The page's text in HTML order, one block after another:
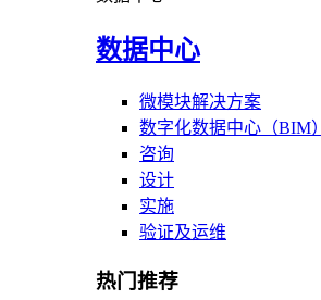
数据中心
微模块解决方案
数字化数据中心（BIM）
咨询
设计
实施
验证及运维
热门推荐